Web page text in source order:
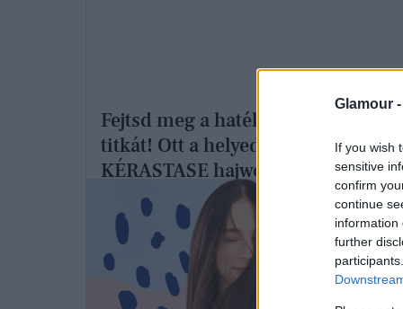
Glamour -
If you wish
sensitive
confirm
continue
information
further
Fejtsd meg a hatékony hajápolás
titkát! Ott a helyed a GLAMOUR X
KÉRASTASE hajworkshopon!